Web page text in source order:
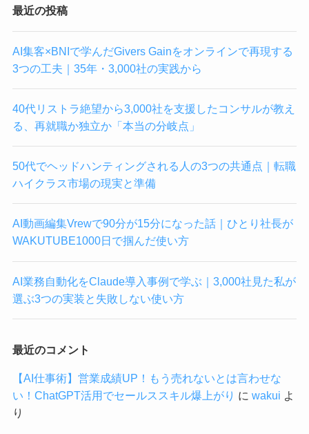
最近の投稿
AI集客×BNIで学んだGivers Gainをオンラインで再現する
3つの工夫｜35年・3,000社の実践から
40代リストラ絶望から3,000社を支援したコンサルが教え
る、再就職か独立か「本当の分岐点」
50代でヘッドハンティングされる人の3つの共通点｜転職
ハイクラス市場の現実と準備
AI動画編集Vrewで90分が15分になった話｜ひとり社長が
WAKUTUBE1000日で掴んだ使い方
AI業務自動化をClaude導入事例で学ぶ｜3,000社見た私が
選ぶ3つの実装と失敗しない使い方
最近のコメント
【AI仕事術】営業成績UP！もう売れないとは言わせな
い！ChatGPT活用でセールススキル爆上がり に wakui よ
り